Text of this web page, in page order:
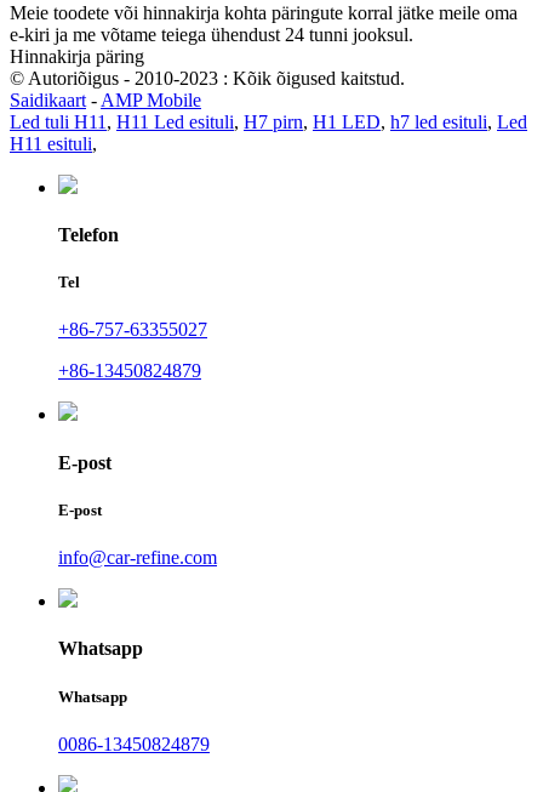
Meie toodete või hinnakirja kohta päringute korral jätke meile oma
e-kiri ja me võtame teiega ühendust 24 tunni jooksul.
Hinnakirja päring
© Autoriõigus - 2010-2023 : Kõik õigused kaitstud.
Saidikaart - AMP Mobile
Led tuli H11 , H11 Led esituli, H7 pirn, H1 LED, h7 led esituli, Led
H11 esituli,
Telefon
Tel
+86-757-63355027
+86-13450824879
E-post
E-post
info@car-refine.com
Whatsapp
Whatsapp
0086-13450824879